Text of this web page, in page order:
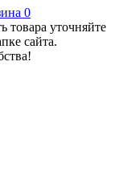
0
товара уточняйте
сайта.